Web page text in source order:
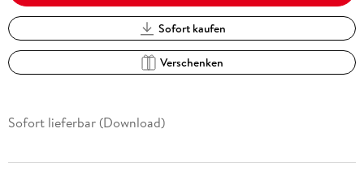
Sofort kaufen
Verschenken
Sofort lieferbar (Download)